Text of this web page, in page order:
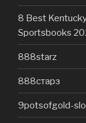
8 Best
Sportsbooks
888starz
888старз
9potsofgold-